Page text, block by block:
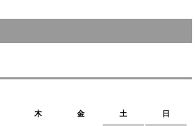
木 金 土 日